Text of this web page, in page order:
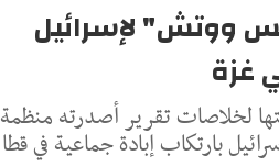
ووتش" لإسرائيل
غزة
لخلاصات تقرير أصدرته منظمة
بارتكاب إبادة جماعية في قطا